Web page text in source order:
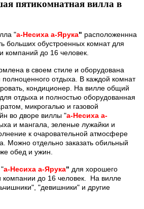
пятикомнатная вилла в
"а-Несиха а-Ярука" расположеннна
больших обустроенных комнат для
компаний до 16 человек.
в своем стиле и оборудована
отдыха. В каждой комнат
кондиционер. На вилле общий
отдыха и полностью оборудованная
микрогалью и газовой
во дворе виллы "а-Несиха а-
и мангала, зеленые лужайки и
к очаровательной атмосфере
Можно отдельно заказать обильный
же обед и ужин.
"а-Несиха а-Ярука" для хорошего
компании до 16 человек. На вилле
"девишники" и другие